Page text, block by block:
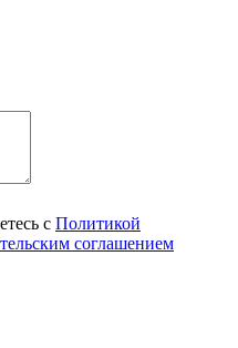
с Политикой
соглашением